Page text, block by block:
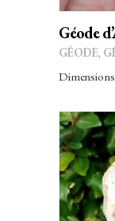
Géode
GÉODE,